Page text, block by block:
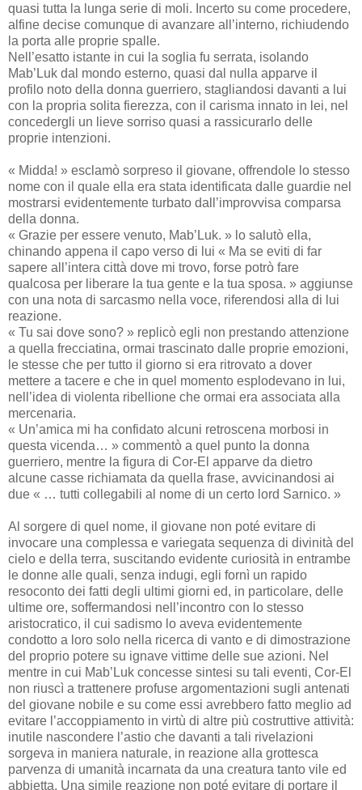
quasi tutta la lunga serie di moli. Incerto su come procedere,
alfine decise comunque di avanzare all’interno, richiudendo
la porta alle proprie spalle.
Nell’esatto istante in cui la soglia fu serrata, isolando
Mab’Luk dal mondo esterno, quasi dal nulla apparve il
profilo noto della donna guerriero, stagliandosi davanti a lui
con la propria solita fierezza, con il carisma innato in lei, nel
concedergli un lieve sorriso quasi a rassicurarlo delle
proprie intenzioni.
« Midda! » esclamò sorpreso il giovane, offrendole lo stesso
nome con il quale ella era stata identificata dalle guardie nel
mostrarsi evidentemente turbato dall’improvvisa comparsa
della donna.
« Grazie per essere venuto, Mab’Luk. » lo salutò ella,
chinando appena il capo verso di lui « Ma se eviti di far
sapere all’intera città dove mi trovo, forse potrò fare
qualcosa per liberare la tua gente e la tua sposa. » aggiunse
con una nota di sarcasmo nella voce, riferendosi alla di lui
reazione.
« Tu sai dove sono? » replicò egli non prestando attenzione
a quella frecciatina, ormai trascinato dalle proprie emozioni,
le stesse che per tutto il giorno si era ritrovato a dover
mettere a tacere e che in quel momento esplodevano in lui,
nell’idea di violenta ribellione che ormai era associata alla
mercenaria.
« Un’amica mi ha confidato alcuni retroscena morbosi in
questa vicenda… » commentò a quel punto la donna
guerriero, mentre la figura di Cor-El apparve da dietro
alcune casse richiamata da quella frase, avvicinandosi ai
due « … tutti collegabili al nome di un certo lord Sarnico. »
Al sorgere di quel nome, il giovane non poté evitare di
invocare una complessa e variegata sequenza di divinità del
cielo e della terra, suscitando evidente curiosità in entrambe
le donne alle quali, senza indugi, egli fornì un rapido
resoconto dei fatti degli ultimi giorni ed, in particolare, delle
ultime ore, soffermandosi nell’incontro con lo stesso
aristocratico, il cui sadismo lo aveva evidentemente
condotto a loro solo nella ricerca di vanto e di dimostrazione
del proprio potere su ignave vittime delle sue azioni. Nel
mentre in cui Mab’Luk concesse sintesi su tali eventi, Cor-El
non riuscì a trattenere profuse argomentazioni sugli antenati
del giovane nobile e su come essi avrebbero fatto meglio ad
evitare l’accoppiamento in virtù di altre più costruttive attività:
inutile nascondere l’astio che davanti a tali rivelazioni
sorgeva in maniera naturale, in reazione alla grottesca
parvenza di umanità incarnata da una creatura tanto vile ed
abbietta. Una simile reazione non poté evitare di portare il